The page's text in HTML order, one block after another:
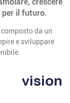
vision
per il futuro.
da un
e sviluppare